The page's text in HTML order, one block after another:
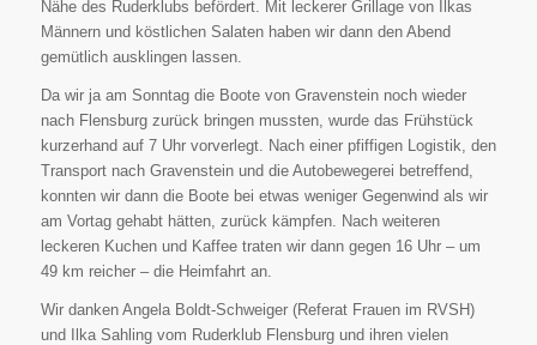
Nähe des Ruderklubs befördert. Mit leckerer Grillage von Ilkas
Männern und köstlichen Salaten haben wir dann den Abend
gemütlich ausklingen lassen.
Da wir ja am Sonntag die Boote von Gravenstein noch wieder
nach Flensburg zurück bringen mussten, wurde das Frühstück
kurzerhand auf 7 Uhr vorverlegt. Nach einer pfiffigen Logistik, den
Transport nach Gravenstein und die Autobewegerei betreffend,
konnten wir dann die Boote bei etwas weniger Gegenwind als wir
am Vortag gehabt hätten, zurück kämpfen. Nach weiteren
leckeren Kuchen und Kaffee traten wir dann gegen 16 Uhr – um
49 km reicher – die Heimfahrt an.
Wir danken Angela Boldt-Schweiger (Referat Frauen im RVSH)
und Ilka Sahling vom Ruderklub Flensburg und ihren vielen